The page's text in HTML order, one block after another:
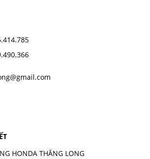
HONDA THĂNG LONG